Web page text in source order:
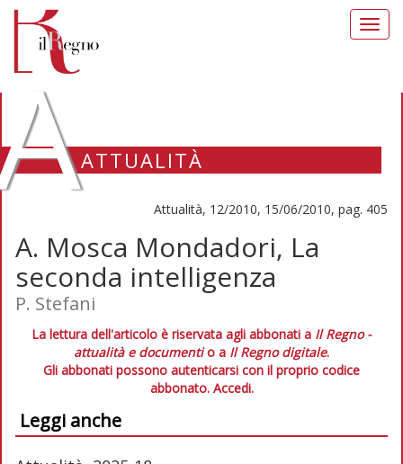
ATTUALITÀ
Attualità, 12/2010, 15/06/2010, pag. 405
A. Mosca Mondadori, La
seconda intelligenza
P. Stefani
La lettura dell'articolo è riservata agli abbonati a Il Regno -
attualità e documentio a Il Regno digitale.
Gli abbonati possono autenticarsi con il proprio codice
abbonato. Accedi.
Leggi anche